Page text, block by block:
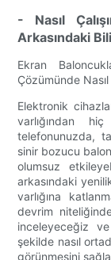
- Nasıl
Arkasındaki
Ekran
Çözümünde Nasıl
Elektronik
varlığından hiç
telefonunuzda,
sinir bozucu
olumsuz
arkasındaki
varlığına
devrim
inceleyeceğiz
şekilde nasıl
görünmesini